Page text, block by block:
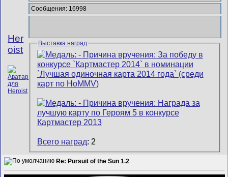
Her
oist
Сообщения: 16998
Выставка наград
Всего наград: 2
Re: Pursuit of the Sun 1.2